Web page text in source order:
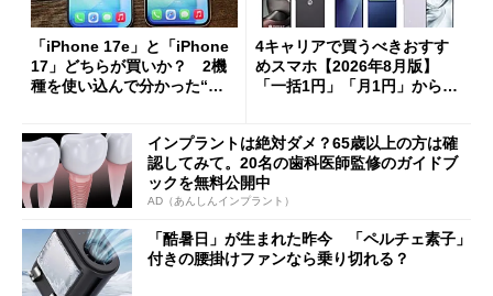
「iPhone 17e」と「iPhone
17」どちらが買いか？ 2機
種を使い込んで分かった“ス
4キャリアで買うべきおすす
めスマホ【2026年8月版】
「一括1円」「月1円」からお
インプラントは絶対ダメ？65歳以上の方は確
認してみて。20名の歯科医師監修のガイドブ
ックを無料公開中
AD（あんしんインプラント）
「酷暑日」が生まれた昨今 「ペルチェ素子」
付きの腰掛けファンなら乗り切れる？